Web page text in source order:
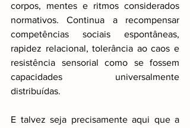
corpos, mentes e ritmos considerados
normativos. Continua a recompensar
competências sociais espontâneas,
rapidez relacional, tolerância ao caos e
resistência sensorial como se fossem
capacidades universalmente
distribuídas.
E talvez seja precisamente aqui que a